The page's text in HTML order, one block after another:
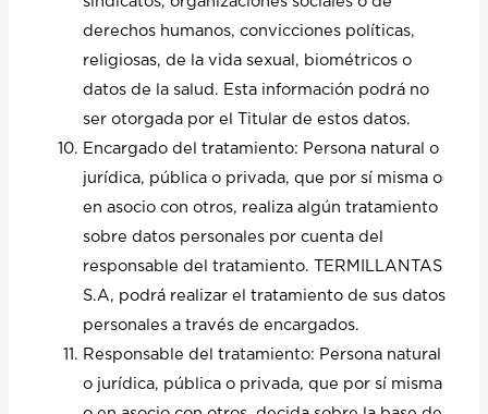
derechos humanos, convicciones políticas,
religiosas, de la vida sexual, biométricos o
datos de la salud. Esta información podrá no
ser otorgada por el Titular de estos datos.
Encargado del tratamiento: Persona natural o
jurídica, pública o privada, que por sí misma o
en asocio con otros, realiza algún tratamiento
sobre datos personales por cuenta del
responsable del tratamiento. TERMILLANTAS
S.A, podrá realizar el tratamiento de sus datos
personales a través de encargados.
Responsable del tratamiento: Persona natural
o jurídica, pública o privada, que por sí misma